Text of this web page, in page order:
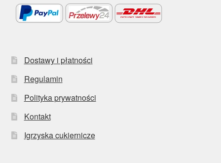
Dostawy i płatności
Regulamin
Polityka prywatności
Kontakt
Igrzyska cukiernicze